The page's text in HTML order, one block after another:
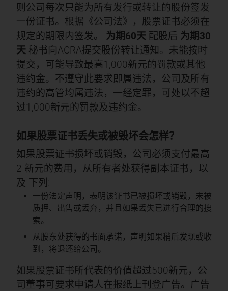
则公司每次只能为所有发行或转让的股份签发
一份证书。根据《公司法》，股票证书必须在
规定的期限内签发。 为期60天 配股后 为期30
天 秘书向ACRA提交股份转让通知。未能按时
提交，可能导致最高1,000新元的罚款或其他
违约金。不遵守此要求即属违法，公司及所有
违约的高管均属违法，一经定罪，可处以不超
过1,000新元的罚款及违约金。
如果股票证书丢失或被毁坏会怎样？
如果股票证书损坏或销毁，公司必须支付最高
2 新元的费用，从所有者处获得副本证书，以
及 下列 :
一份法定声明，表明该证书已被损坏或销毁，未被
质押、出售或丢弃，并且如果丢失已进行合理的搜
索。
从股东处获得的书面承诺，声明如果稍后发现或收
到，将退还给公司。
如果股票证书所代表的价值超过500新元，公
司董事可要求申请人在报纸上刊登广告。广告